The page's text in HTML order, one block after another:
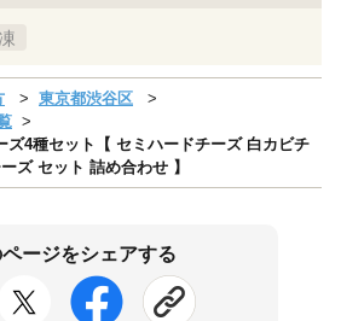
東京都渋谷区
ズ4種セット【 セミハードチーズ 白カビチ
ズ セット 詰め合わせ 】
ページをシェアする